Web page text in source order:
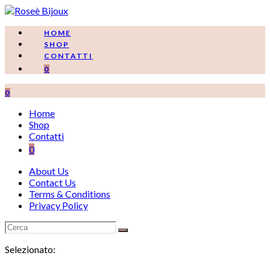
Salta
contenutoHOME
SHOP
CONTATTI
0
0
Home
Shop
Contatti
0
About Us
Contact Us
Terms & Conditions
Privacy Policy
Selezionato: